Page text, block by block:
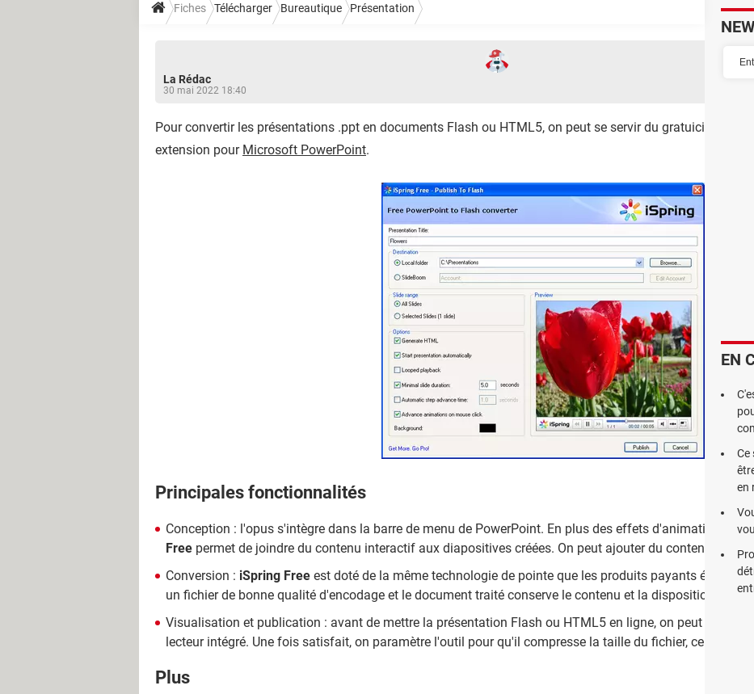
Fiches Télécharger Bureautique Présentation
La Rédac
30 mai 2022 18:40
Pour convertir les présentations .ppt en documents Flash ou HTML5, on peut se servir du gratuiciel
extension pour Microsoft PowerPoint.
Principales fonctionnalités
Conception : l'opus s'intègre dans la barre de menu de PowerPoint. En plus des effets d'animation
Free permet de joindre du contenu interactif aux diapositives créées. On peut ajouter du contenu
Conversion : iSpring Free est doté de la même technologie de pointe que les produits payants édités
un fichier de bonne qualité d'encodage et le document traité conserve le contenu et la disposition
Visualisation et publication : avant de mettre la présentation Flash ou HTML5 en ligne, on peut
lecteur intégré. Une fois satisfait, on paramètre l'outil pour qu'il compresse la taille du fichier, ce qui
Plus
EN
Ce
en